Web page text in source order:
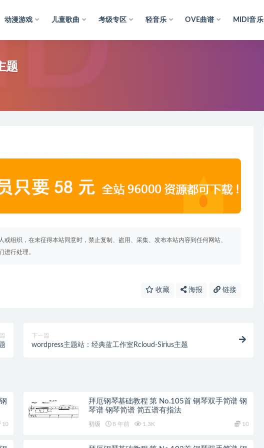
动漫游戏 儿童歌曲 考级专区 轻音乐 OVE曲谱 MIDI音乐
题
组织，在未征得本站同意时，禁止复制、盗用、采集、发布本站内容到任何网站、
进行处理。
收藏 海报 链接
下一篇
wordpress主题站：经典蓝工作室Rcloud-Sirius主题
10
拜厄钢琴基础教程 第 No.105首 钢琴双手简谱 钢
琴谱 钢琴简谱 简五谱有指法
初级 8 年前 1.3K 10